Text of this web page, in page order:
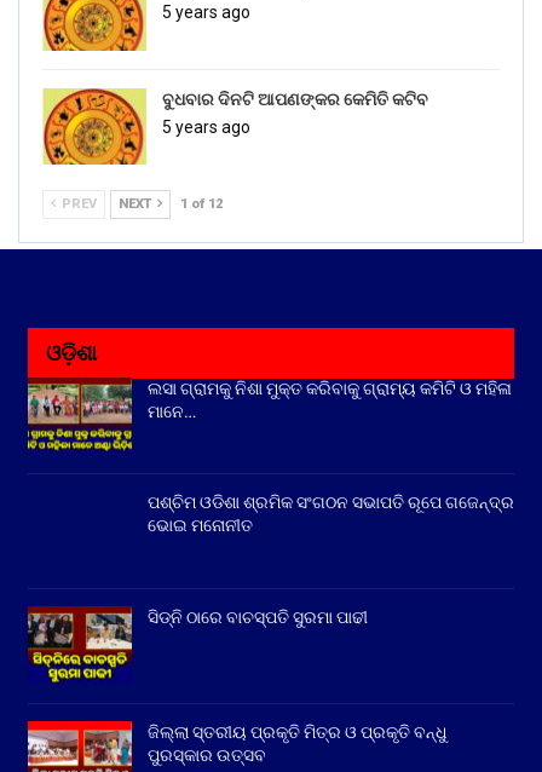
5 years ago
ବୁଧବାର ଦିନଟି ଆପଣଙ୍କର କେମିତି କଟିବ
5 years ago
PREV NEXT 1 of 12
ଓଡ଼ିଶା
ଲସା ଗ୍ରାମକୁ ନିଶା ମୁକ୍ତ କରିବାକୁ ଗ୍ରାମ୍ୟ କମିଟି ଓ ମହିଳା
ମାନେ…
ପଶ୍ଚିମ ଓଡିଶା ଶ୍ରମିକ ସଂଗଠନ ସଭାପତି ରୂପେ ଗଜେନ୍ଦ୍ର
ଭୋଇ ମନୋନୀତ
ସିଡ୍‌ନି ଠାରେ ବାଚସ୍ପତି ସୁରମା ପାଢୀ
ଜିଲ୍ଲା ସ୍ତରୀୟ ପ୍ରକୃତି ମିତ୍ର ଓ ପ୍ରକୃତି ବନ୍ଧୁ
ପୁରସ୍କାର ଉତ୍ସବ